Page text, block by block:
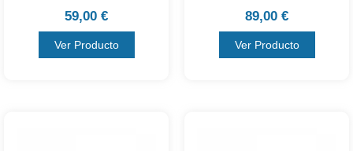
59,00 €
Ver Producto
89,00 €
Ver Producto